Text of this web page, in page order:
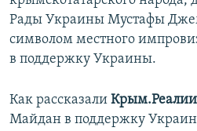
Рады Украины Мустафы
символом местного
в поддержку Украины.
Как рассказали Крым.Реалии
Майдан в поддержку